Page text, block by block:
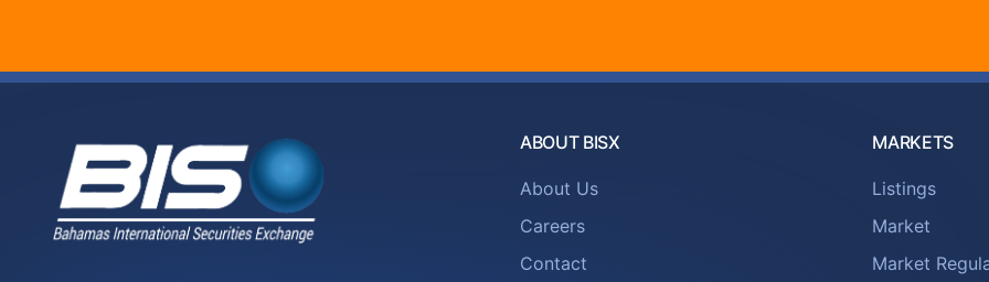
ABOUT BISX
About Us
Careers
Contact
MARKETS
Listings
Market
Market